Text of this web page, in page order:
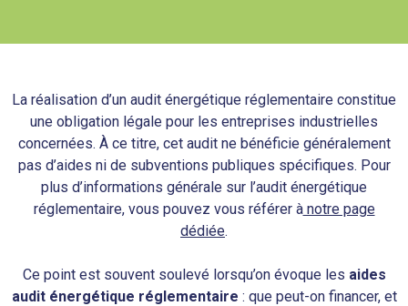
La réalisation d’un audit énergétique réglementaire constitue
une obligation légale pour les entreprises industrielles
concernées. À ce titre, cet audit ne bénéficie généralement
pas d’aides ni de subventions publiques spécifiques. Pour
plus d’informations générale sur l’audit énergétique
réglementaire, vous pouvez vous référer ànotre page
dédiée.
Ce point est souvent soulevé lorsqu’on évoque les aides
audit énergétique réglementaire : que peut-on financer, et